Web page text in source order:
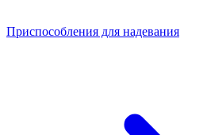
Приспособления для надевания